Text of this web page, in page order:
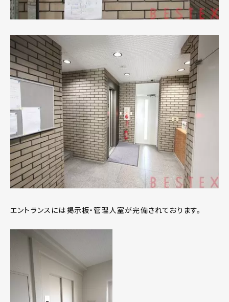
エントランスには掲示板・管理人室が完備されております。